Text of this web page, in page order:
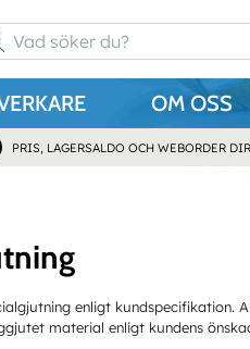
OM OSS
PRIS, LAGERSALDO OCH WEBORDER
enligt
material enligt kundens